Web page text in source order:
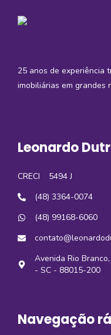
25 anos de experiência
imobiliárias em grandes
Leonardo
CRECI
5494 J
(48) 3364-0074
(48) 99168-6060
Avenida Rio
- SC - 88015-200
Navegação